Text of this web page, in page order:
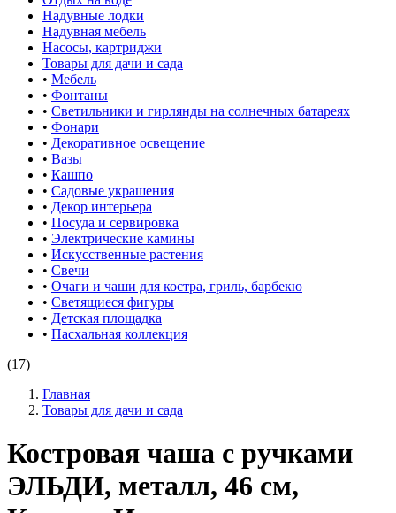
Надувные лодки
Надувная мебель
Насосы, картриджи
Товары для дачи и сада
• Мебель
• Фонтаны
• Светильники и гирлянды на солнечных батареях
• Фонари
• Декоративное освещение
• Вазы
• Кашпо
• Садовые украшения
• Декор интерьера
• Посуда и сервировка
• Электрические камины
• Искусственные растения
• Свечи
• Очаги и чаши для костра, гриль, барбекю
• Светящиеся фигуры
• Детская площадка
• Пасхальная коллекция
(17)
Главная
Товары для дачи и сада
Костровая чаша с ручками
ЭЛЬДИ, металл, 46 см,